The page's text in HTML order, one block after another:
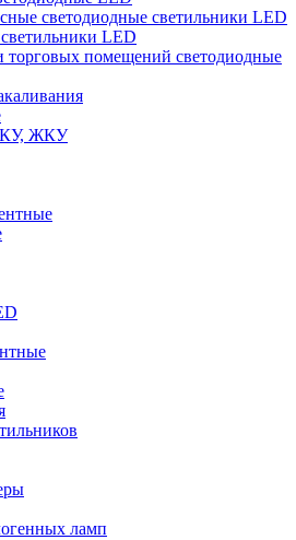
светодиодные светильники LED
LED
помещений светодиодные
ЖКУ
ламп